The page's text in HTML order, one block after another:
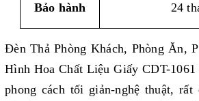
Bảo hành 24
Đèn Thả Phòng Khách, Phòng Ăn,
Hình Hoa Chất Liệu Giấy CDT-1061
phong cách tối giản-nghệ thuật,